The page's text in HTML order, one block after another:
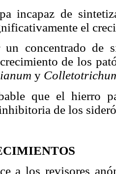
incapaz de
el
concentrado de
de los
y
que el hierro
de los
a los revisores